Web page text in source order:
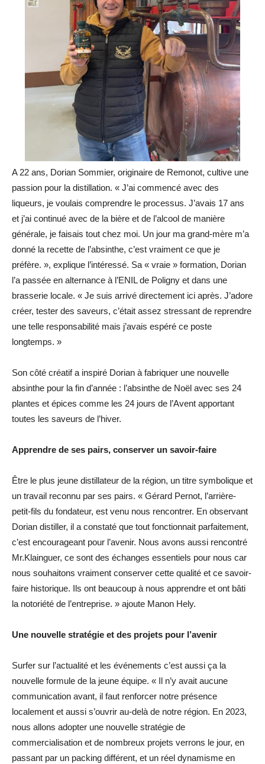
A 22 ans, Dorian Sommier, originaire de Remonot, cultive une
passion pour la distillation. « J’ai commencé avec des
liqueurs, je voulais comprendre le processus. J’avais 17 ans
et j’ai continué avec de la bière et de l’alcool de manière
générale, je faisais tout chez moi. Un jour ma grand-mère m’a
donné la recette de l’absinthe, c’est vraiment ce que je
préfère. », explique l’intéressé. Sa « vraie » formation, Dorian
l’a passée en alternance à l’ENIL de Poligny et dans une
brasserie locale. « Je suis arrivé directement ici après. J’adore
créer, tester des saveurs, c’était assez stressant de reprendre
une telle responsabilité mais j’avais espéré ce poste
longtemps. »
Son côté créatif a inspiré Dorian à fabriquer une nouvelle
absinthe pour la fin d’année : l’absinthe de Noël avec ses 24
plantes et épices comme les 24 jours de l’Avent apportant
toutes les saveurs de l’hiver.
Apprendre de ses pairs, conserver un savoir-faire
Être le plus jeune distillateur de la région, un titre symbolique et
un travail reconnu par ses pairs. « Gérard Pernot, l’arrière-
petit-fils du fondateur, est venu nous rencontrer. En observant
Dorian distiller, il a constaté que tout fonctionnait parfaitement,
c’est encourageant pour l’avenir. Nous avons aussi rencontré
Mr.Klainguer, ce sont des échanges essentiels pour nous car
nous souhaitons vraiment conserver cette qualité et ce savoir-
faire historique. Ils ont beaucoup à nous apprendre et ont bâti
la notoriété de l’entreprise. » ajoute Manon Hely.
Une nouvelle stratégie et des projets pour l’avenir
Surfer sur l’actualité et les événements c’est aussi ça la
nouvelle formule de la jeune équipe. « Il n’y avait aucune
communication avant, il faut renforcer notre présence
localement et aussi s’ouvrir au-delà de notre région. En 2023,
nous allons adopter une nouvelle stratégie de
commercialisation et de nombreux projets verrons le jour, en
passant par un packing différent, et un réel dynamisme en